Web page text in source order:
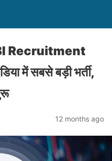
Recruitment
में सबसे बड़ी भर्ती,
12 months ago